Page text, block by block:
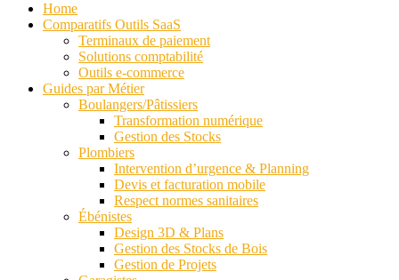
Home
Comparatifs Outils SaaS
Terminaux de paiement
Solutions comptabilité
Outils e-commerce
Guides par Métier
Boulangers/Pâtissiers
Transformation numérique
Gestion des Stocks
Plombiers
Intervention d’urgence & Planning
Devis et facturation mobile
Respect normes sanitaires
Ébénistes
Design 3D & Plans
Gestion des Stocks de Bois
Gestion de Projets